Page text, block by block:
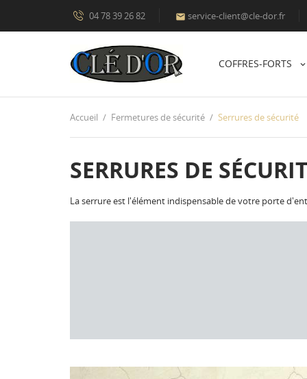
04 78 39 26 82  service-client@cle-dor.fr
COFFRES-FORTS
Accueil Fermetures de sécurité Serrures de sécurité
SERRURES DE
La serrure est l'élément indispensable de votre porte